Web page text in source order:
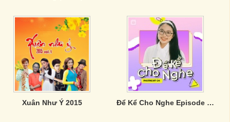
Xuân Như Ý 2015 Để Kể Cho Nghe Episode 10: Phương Mỹ Chi